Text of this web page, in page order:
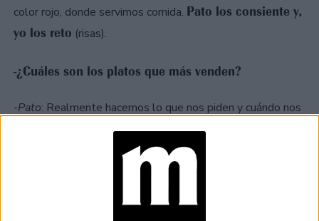
color rojo, donde servimos comida. Pato los consiente y,
yo los reto (risas).
-¿Cuáles son los platos que más venden?
-Pato: Realmente hacemos lo que nos piden y cuándo nos
piden lo que no tenemos, pero se lo preparamos igual. Los
queremos mucho, son todos
personajes fantásticos
tortilla es nuestro plato más vendido